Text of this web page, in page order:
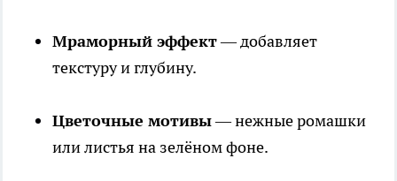
Мраморный эффект— добавляет
текстуру и глубину.
Цветочные мотивы— нежные ромашки
или листья на зелёном фоне.